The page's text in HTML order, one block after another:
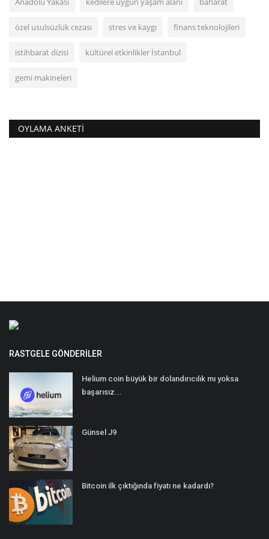
özel usulsüzlük cezası stres ve kaygı finans teknolojileri
istihbarat dizisi kültürel etkinlikler İstanbul
gemi makineleri
OYLAMA ANKETI
RASTGELE GÖNDERILER
Helium coin büyük bir dolandırıcılık mı yoksa
başarısız...
Günsel J9
Bitcoin ilk çıktığında fiyatı ne kadardı?